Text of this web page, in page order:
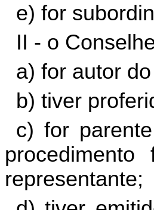
e) for
II - o
a) for autor
b) tiver
c) for
representante;